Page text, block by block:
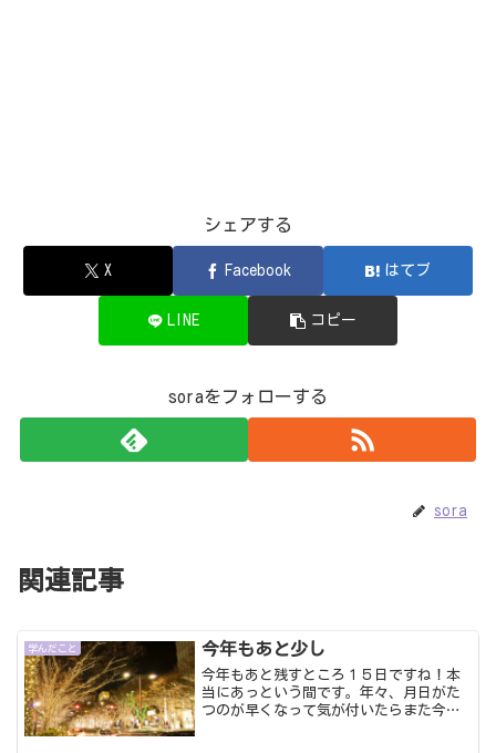
シェアする
X Facebook はてブ
LINE コピー
soraをフォローする
sora
関連記事
学んだこと 今年もあと少し
今年もあと残すところ１５日ですね！本
当にあっという間です。年々、月日がた
つのが早くなって気が付いたらまた今年